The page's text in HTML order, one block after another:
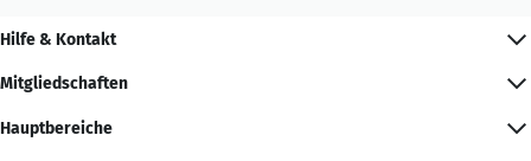
Hilfe & Kontakt
Mitgliedschaften
Hauptbereiche